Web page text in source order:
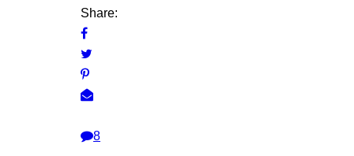
Share:
8